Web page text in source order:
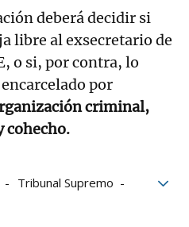
deberá decidir si
libre al exsecretario de
o si, por contra, lo
por
criminal,
cohecho.
Tribunal Supremo